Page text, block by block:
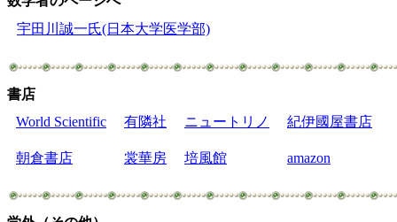
宇田川誠一氏(日本大学医学部)
書店
World Scientific
有隣社 ニュートリノ 紀伊國屋書店
朝倉書店 裳華房 培風館 amazon